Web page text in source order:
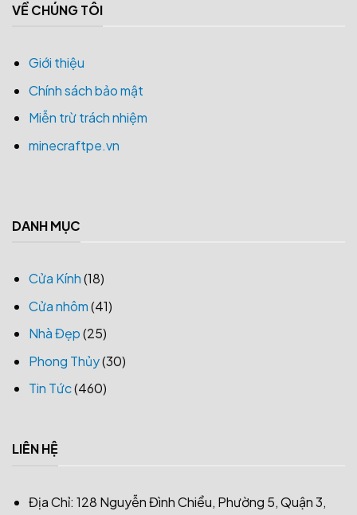
VỀ CHÚNG TÔI
Giới thiệu
Chính sách bảo mật
Miễn trừ trách nhiệm
minecraftpe.vn
DANH MỤC
Cửa Kính(18)
Cửa nhôm(41)
Nhà Đẹp(25)
Phong Thủy(30)
Tin Tức(460)
LIÊN HỆ
Địa Chỉ: 128 Nguyễn Đình Chiểu, Phường 5, Quận 3,